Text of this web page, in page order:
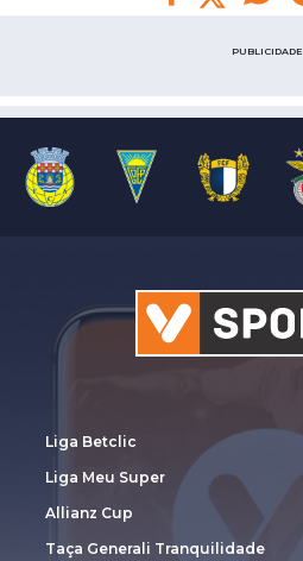
PUBLICIDADE
Liga Betclic
Liga Meu Super
Allianz Cup
Taça Generali Tranquilidade